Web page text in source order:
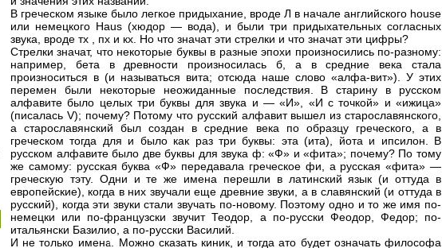
В греческом языке было легкое придыхание, вроде Л в начале английского house
или немецкого Haus (хюдор — вода), и были три придыхательных согласных
звука, вроде тх , пх и кх. Но что значат эти стрелки и что значат эти цифры?
Стрелки значат, что некоторые буквы в разные эпохи произносились по-разному:
например, бета в древности произносилась б, а в средние века стала
произноситься в (и называться вита; отсюда наше слово «алфа-вит»). У этих
перемен были некоторые неожиданные последствия. В старину в русском
алфавите было целых три буквы для звука и — «И», «И с точкой» и «ижица»
(писалась V); почему? Потому что русский алфавит вышел из старославянского,
а старославянский был создан в средние века по образцу греческого, а в
греческом тогда для и было как раз три буквы: эта (ита), йота и ипсилон. В
русском алфавите было две буквы для звука ф: «Ф» и «фита»; почему? По тому
же самому: русская буква «Ф» передавала греческое фи, а русская «фита» —
греческую тэту. Одни и те же имена перешли в латинский язык (и оттуда в
европейские), когда в них звучали еще древние звуки, а в славянский (и оттуда в
русский), когда эти звуки стали звучать по-новому. Поэтому одно и то же имя по-
немецки или по-французски звучит Теодор, а по-русски Феодор, Федор; по-
итальянски Базилио, а по-русски Василий.
И не только имена. Можно сказать киник, и тогда ато будет означать философа